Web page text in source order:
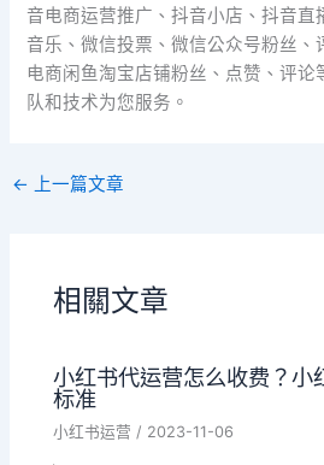
音电商运营推广、抖音小店、抖音直
音乐、微信投票、微信公众号粉丝、
电商闲鱼淘宝店铺粉丝、点赞、评论
队和技术为您服务。
← 上一篇文章
相關文章
小红书代运营怎么收费？小
标准
小红书运营 / 2023-11-06